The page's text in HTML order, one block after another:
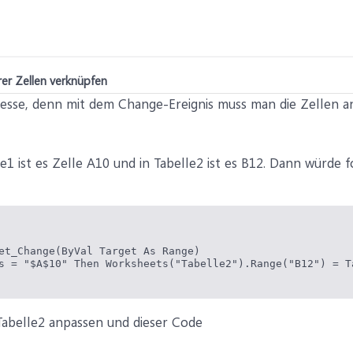
Zellen verknüpfen
denn mit dem Change-Ereignis muss man die Zellen
ist es Zelle A10 und in Tabelle2 ist es B12. Dann würde
Target As Range)
= "$A$10" Then Worksheets("Tabelle2").Range("B12") =
anpassen und dieser Code